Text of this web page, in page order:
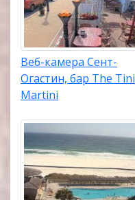
Веб-камера Сент-
Огастин, бар The Tini
Martini